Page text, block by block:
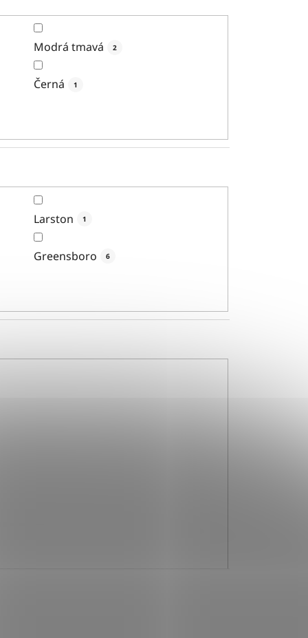
Modrá tmavá 2
Černá 1
Larston 1
Greensboro 6